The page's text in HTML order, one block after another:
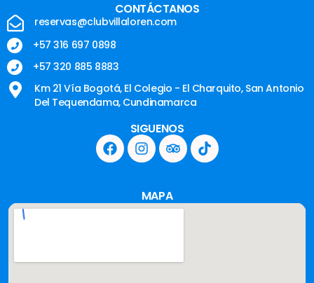
CONTÁCTANOS
reservas@clubvillaloren.com
+57 316 697 0898
+57 320 885 8883
Km 21 Vía Bogotá, El Colegio - El Charquito, San Antonio
Del Tequendama, Cundinamarca
SIGUENOS
MAPA